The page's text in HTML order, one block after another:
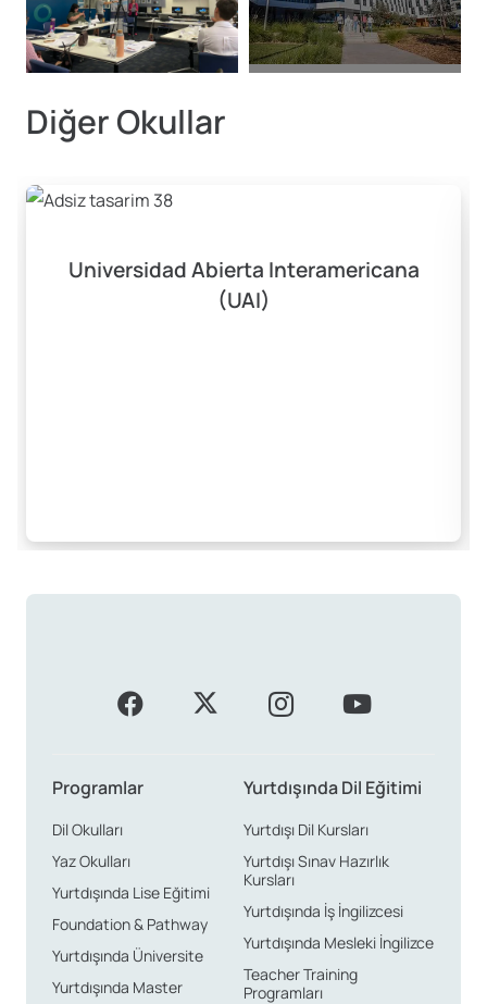
Diğer Okullar
Universidad Abierta Interamericana
(UAI)
Programlar
Dil Okulları
Yaz Okulları
Yurtdışında Lise Eğitimi
Foundation & Pathway
Yurtdışında Üniversite
Yurtdışında Master
Yurtdışında Dil Eğitimi
Yurtdışı Dil Kursları
Yurtdışı Sınav Hazırlık
Kursları
Yurtdışında İş İngilizcesi
Yurtdışında Mesleki İngilizce
Teacher Training
Programları